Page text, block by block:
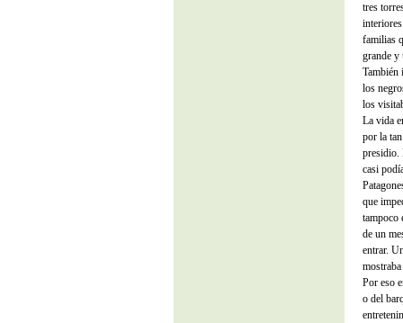
tres
familias
grande y
También
los
los
La vida
por la
presidio.
casi
que
tampoco
de un
entrar.
Por eso
o del